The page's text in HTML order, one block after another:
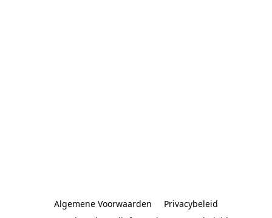
Algemene Voorwaarden
Privacybeleid